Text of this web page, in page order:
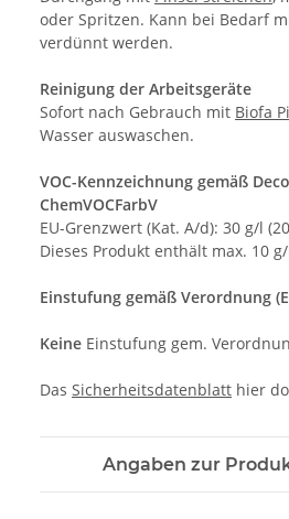
oder Spritzen. Kann bei Bedarf
verdünnt werden.
Reinigung der Arbeitsgeräte
Sofort nach Gebrauch mit Biofa
Wasser auswaschen.
VOC-Kennzeichnung gemäß
ChemVOCFarbV
EU-Grenzwert (Kat. A/d): 30 g/l
Dieses Produkt enthält max. 10 g/
Einstufung gemäß Verordnung
Keine Einstufung gem.
Das Sicherheitsdatenblatt hier
Angaben zur